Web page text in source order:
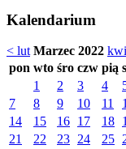
Kalendarium
< lut Marzec 2022
pon wto śro czw pią
1
2 3 4
7
8 9 10 11
14
15 16 17 18
21
22 23 24 25